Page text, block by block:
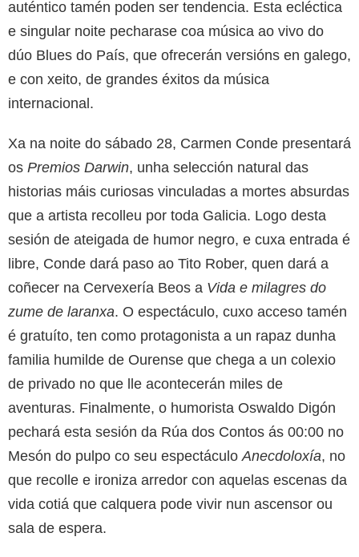
auténtico tamén poden ser tendencia. Esta ecléctica
e singular noite pecharase coa música ao vivo do
dúo Blues do País, que ofrecerán versións en galego,
e con xeito, de grandes éxitos da música
internacional.
Xa na noite do sábado 28, Carmen Conde presentará
os Premios Darwin, unha selección natural das
historias máis curiosas vinculadas a mortes absurdas
que a artista recolleu por toda Galicia. Logo desta
sesión de ateigada de humor negro, e cuxa entrada é
libre, Conde dará paso ao Tito Rober, quen dará a
coñecer na Cervexería Beos a Vida e milagres do
zume de laranxa. O espectáculo, cuxo acceso tamén
é gratuíto, ten como protagonista a un rapaz dunha
familia humilde de Ourense que chega a un colexio
de privado no que lle acontecerán miles de
aventuras. Finalmente, o humorista Oswaldo Digón
pechará esta sesión da Rúa dos Contos ás 00:00 no
Mesón do pulpo co seu espectáculoAnecdoloxía, no
que recolle e ironiza arredor con aquelas escenas da
vida cotiá que calquera pode vivir nun ascensor ou
sala de espera.